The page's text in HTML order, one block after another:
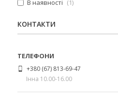
В наявності
1
КОНТАКТИ
+380 (67) 813-69-47
Інна 10.00-16.00